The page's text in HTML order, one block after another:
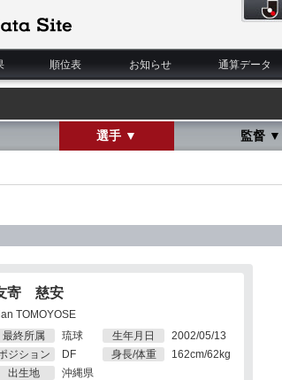
順位表 お知らせ 通算データ
選手 ▼ 監督 ▼
寄 慈安
TOMOYOSE
最終所属
琉球
ジション
DF
出生地
沖縄県
生年月日
2002/05/13
身長/体重
162cm/62kg